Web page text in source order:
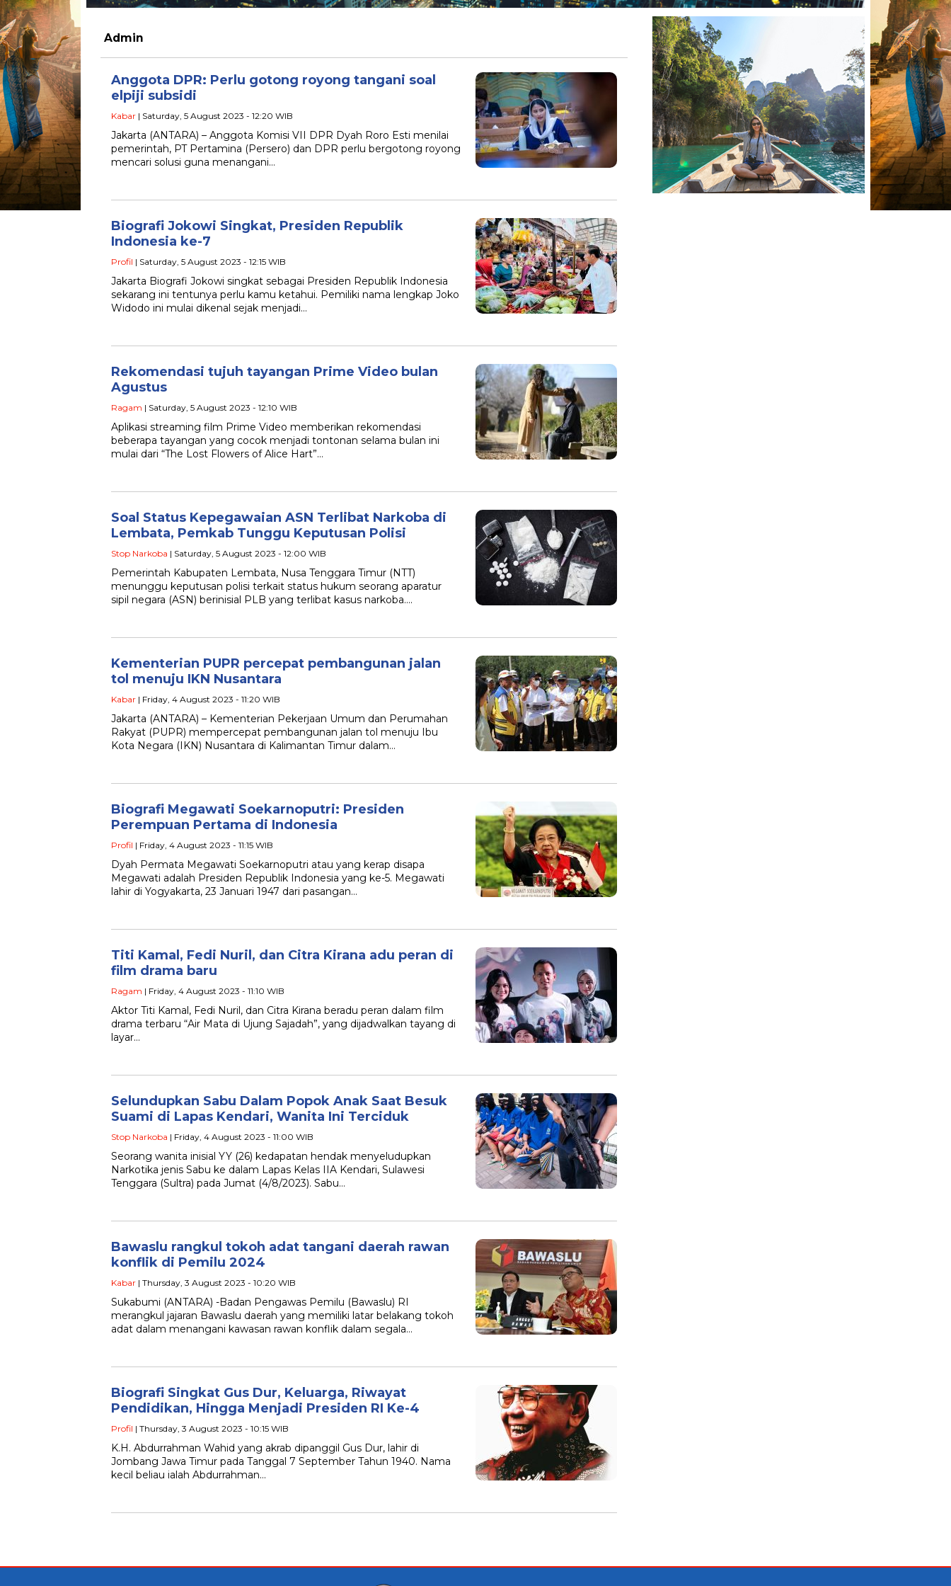
Admin
Anggota DPR: Perlu gotong royong tangani soal
elpiji subsidi
Kabar | Saturday, 5 August 2023 - 12:20 WIB
Jakarta (ANTARA) – Anggota Komisi VII DPR Dyah Roro Esti menilai
pemerintah, PT Pertamina (Persero) dan DPR perlu bergotong royong
mencari solusi guna menangani…
Biografi Jokowi Singkat, Presiden Republik
Indonesia ke-7
Profil | Saturday, 5 August 2023 - 12:15 WIB
Jakarta Biografi Jokowi singkat sebagai Presiden Republik Indonesia
sekarang ini tentunya perlu kamu ketahui. Pemiliki nama lengkap Joko
Widodo ini mulai dikenal sejak menjadi…
Rekomendasi tujuh tayangan Prime Video bulan
Agustus
Ragam | Saturday, 5 August 2023 - 12:10 WIB
Aplikasi streaming film Prime Video memberikan rekomendasi
beberapa tayangan yang cocok menjadi tontonan selama bulan ini
mulai dari “The Lost Flowers of Alice Hart”…
Soal Status Kepegawaian ASN Terlibat Narkoba di
Lembata, Pemkab Tunggu Keputusan Polisi
Stop Narkoba | Saturday, 5 August 2023 - 12:00 WIB
Pemerintah Kabupaten Lembata, Nusa Tenggara Timur (NTT)
menunggu keputusan polisi terkait status hukum seorang aparatur
sipil negara (ASN) berinisial PLB yang terlibat kasus narkoba….
Kementerian PUPR percepat pembangunan jalan
tol menuju IKN Nusantara
Kabar | Friday, 4 August 2023 - 11:20 WIB
Jakarta (ANTARA) – Kementerian Pekerjaan Umum dan Perumahan
Rakyat (PUPR) mempercepat pembangunan jalan tol menuju Ibu
Kota Negara (IKN) Nusantara di Kalimantan Timur dalam…
Biografi Megawati Soekarnoputri: Presiden
Perempuan Pertama di Indonesia
Profil | Friday, 4 August 2023 - 11:15 WIB
Dyah Permata Megawati Soekarnoputri atau yang kerap disapa
Megawati adalah Presiden Republik Indonesia yang ke-5. Megawati
lahir di Yogyakarta, 23 Januari 1947 dari pasangan…
Titi Kamal, Fedi Nuril, dan Citra Kirana adu peran di
film drama baru
Ragam | Friday, 4 August 2023 - 11:10 WIB
Aktor Titi Kamal, Fedi Nuril, dan Citra Kirana beradu peran dalam film
drama terbaru “Air Mata di Ujung Sajadah”, yang dijadwalkan tayang di
layar…
Selundupkan Sabu Dalam Popok Anak Saat Besuk
Suami di Lapas Kendari, Wanita Ini Terciduk
Stop Narkoba | Friday, 4 August 2023 - 11:00 WIB
Seorang wanita inisial YY (26) kedapatan hendak menyeludupkan
Narkotika jenis Sabu ke dalam Lapas Kelas IIA Kendari, Sulawesi
Tenggara (Sultra) pada Jumat (4/8/2023). Sabu…
Bawaslu rangkul tokoh adat tangani daerah rawan
konflik di Pemilu 2024
Kabar | Thursday, 3 August 2023 - 10:20 WIB
Sukabumi (ANTARA) -Badan Pengawas Pemilu (Bawaslu) RI
merangkul jajaran Bawaslu daerah yang memiliki latar belakang tokoh
adat dalam menangani kawasan rawan konflik dalam segala…
Biografi Singkat Gus Dur, Keluarga, Riwayat
Pendidikan, Hingga Menjadi Presiden RI Ke-4
Profil | Thursday, 3 August 2023 - 10:15 WIB
K.H. Abdurrahman Wahid yang akrab dipanggil Gus Dur, lahir di
Jombang Jawa Timur pada Tanggal 7 September Tahun 1940. Nama
kecil beliau ialah Abdurrahman…